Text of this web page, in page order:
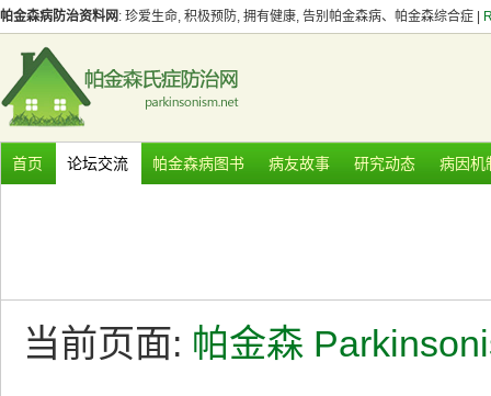
帕金森病防治资料网 : 珍爱生命, 积极预防, 拥有健康, 告别帕金森病、帕金森综合症 |
首页 论坛交流 帕金森病图书 病友故事 研究动态 病因机
当前页面: 帕金森